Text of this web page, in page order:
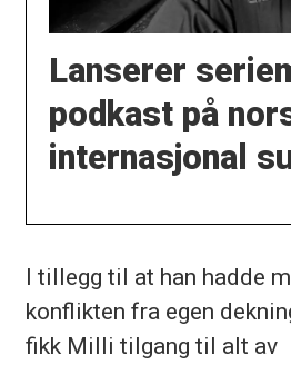
Lanserer
podkast på
internasjonal
I tillegg til at han hadde
konflikten fra egen
fikk Milli tilgang til alt av